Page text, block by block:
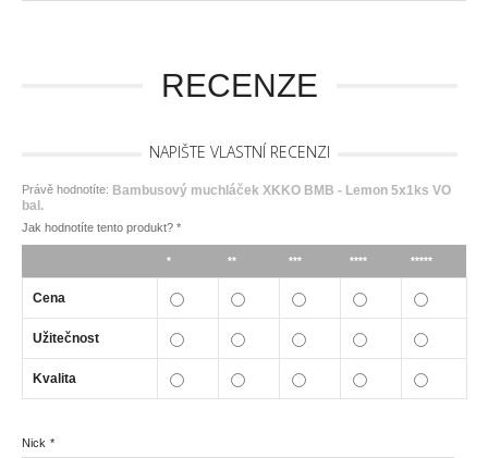
RECENZE
NAPIŠTE VLASTNÍ RECENZI
Právě hodnotíte: Bambusový muchláček XKKO BMB - Lemon 5x1ks VO
bal.
Jak hodnotíte tento produkt? *
* ** *** **** *****
Cena
Užitečnost
Kvalita
*
Nick